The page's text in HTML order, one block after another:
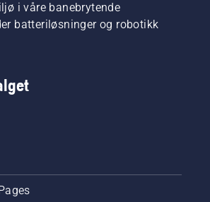
i våre banebrytende
batteriløsninger og robotikk